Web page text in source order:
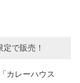
で販売！
カレーハウス